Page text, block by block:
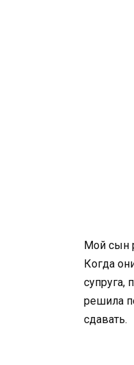
Мой сын
Когда
супруга,
решила
сдавать.